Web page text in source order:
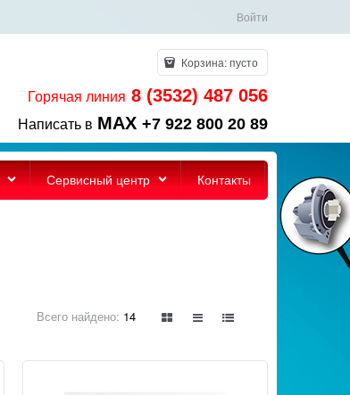
Войти
Корзина:пусто
Горячая линия 8 (3532) 487 056
Написать в MAX +7 922 800 20 89
Сервисный центр Контакты
Всего найдено: 14